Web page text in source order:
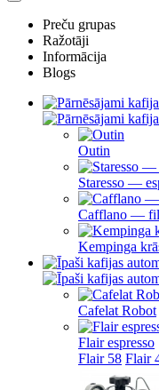
Preču grupas
Ražotāji
Informācija
Blogs
Outin
Staresso —
Cafflano —
Kempinga
Cafelat Robot
Flair espresso
Flair 58 Flair